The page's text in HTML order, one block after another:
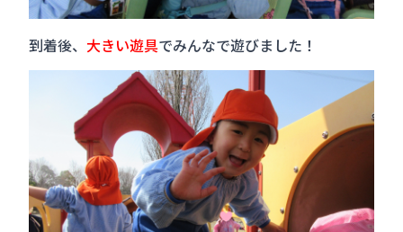
到着後、 大きい遊具でみんなで遊びました！